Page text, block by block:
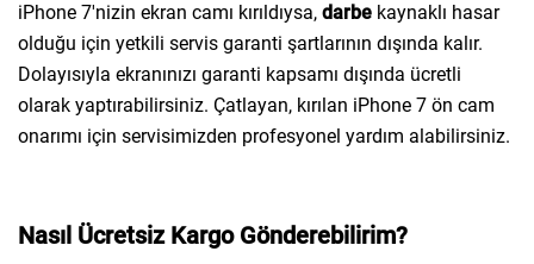
iPhone 7'nizin ekran camı kırıldıysa, darbe kaynaklı hasar
olduğu için yetkili servis garanti şartlarının dışında kalır.
Dolayısıyla ekranınızı garanti kapsamı dışında ücretli
olarak yaptırabilirsiniz. Çatlayan, kırılan iPhone 7 ön cam
onarımı için servisimizden profesyonel yardım alabilirsiniz.
Nasıl Ücretsiz Kargo Gönderebilirim?